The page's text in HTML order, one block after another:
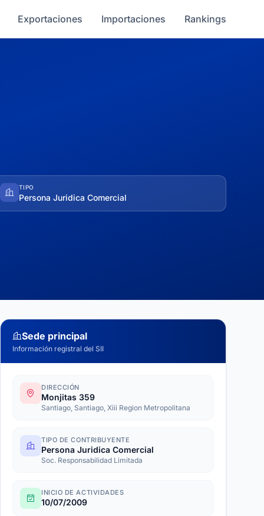
Exportaciones Importaciones Rankings
TIPO
Persona Juridica Comercial
Sede principal
Información registral del SII
DIRECCIÓN
Monjitas 359
Santiago, Santiago, Xiii Region Metropolitana
TIPO DE CONTRIBUYENTE
Persona Juridica Comercial
Soc. Responsabilidad Limitada
INICIO DE ACTIVIDADES
10/07/2009